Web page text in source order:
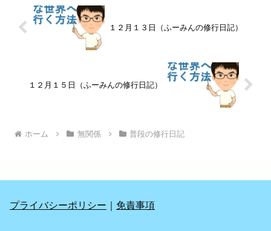
１２月１３日（ふーみんの修行日記）
１２月１５日（ふーみんの修行日記）
ホーム 無関係 普段の修行日記
プライバシーポリシー 免責事項